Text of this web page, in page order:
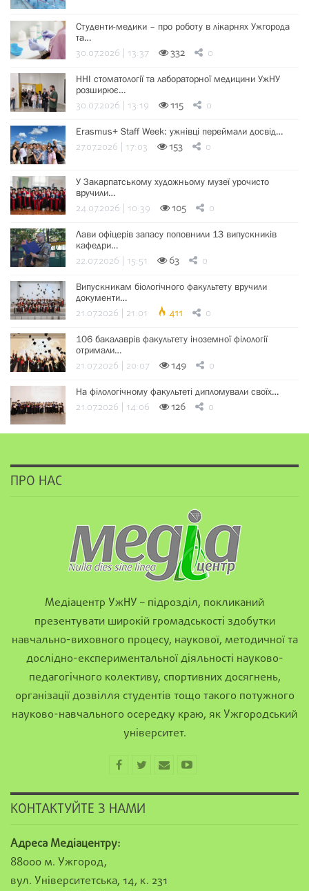
Студенти-медики – про роботу в лікарнях Ужгорода
та…
30.07.2026 | 13:37 332 0
ННІ стоматології та лабораторної медицини УжНУ
розширює…
30.07.2026 | 13:19 115 0
Erasmus+ Staff Week: ужнівці переймали досвід…
27.07.2026 | 17:03 153 0
У Закарпатському художньому музеї урочисто
вручили…
24.07.2026 | 10:39 105 0
Лави офіцерів запасу поповнили 13 випускників
кафедри…
22.07.2026 | 15:51 63 0
Випускникам біологічного факультету вручили
документи…
21.07.2026 | 21:01 411 0
106 бакалаврів факультету іноземної філології
отримали…
21.07.2026 | 20:07 149 0
На філологічному факультеті дипломували своїх…
21.07.2026 | 14:06 126 0
ПРО НАС
Медіацентр УжНУ – підрозділ, покликаний
презентувати широкій громадськості здобутки
навчально-виховного процесу, наукової, методичної та
дослідно-експериментальної діяльності науково-
педагогічного колективу, спортивних досягнень,
організації дозвілля студентів тощо такого потужного
науково-навчального осередку краю, як Ужгородський
університет.
КОНТАКТУЙТЕ З НАМИ
Адреса Медіацентру:
88000 м. Ужгород,
вул. Університетська, 14, к. 231